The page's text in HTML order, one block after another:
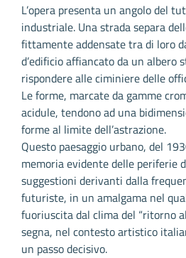
L’opera presenta un angolo del
industriale. Una strada separa
fittamente addensate tra di loro
d’edificio affiancato da un albero
rispondere alle ciminiere delle
Le forme, marcate da gamme
acidule, tendono ad una
forme al limite dell’astrazione.
Questo paesaggio urbano, del
memoria evidente delle periferie
suggestioni derivanti dalla
futuriste, in un amalgama nel
fuoriuscita dal clima del “ritorno
segna, nel contesto artistico
un passo decisivo.